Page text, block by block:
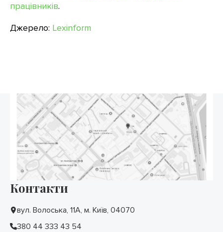
працівників.
Джерело: Lexinform
Контакти
вул. Волоська, 11А, м. Київ, 04070
380 44 333 43 54